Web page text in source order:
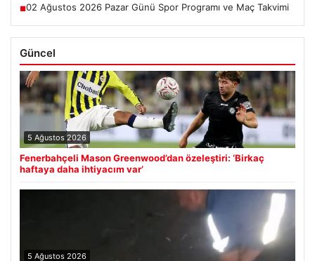
■02 Ağustos 2026 Pazar Günü Spor Programı ve Maç Takvimi
Güncel
5 Ağustos 2026
Fenerbahçeli Mason Greenwood’dan özeleştiri: ‘Birkaç
haftaya daha ihtiyacım var’
5 Ağustos 2026